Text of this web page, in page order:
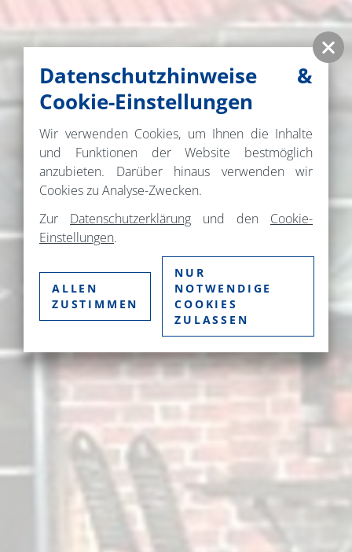
Datenschutzhinweise &
Cookie-Einstellungen
Wir verwenden Cookies, um Ihnen die Inhalte
und Funktionen der Website bestmöglich
anzubieten. Darüber hinaus verwenden wir
Cookies zu Analyse-Zwecken.
Zur Datenschutzerklärung und den Cookie-
Einstellungen.
ALLEN
ZUSTIMMEN
NUR
NOTWENDIGE
COOKIES
ZULASSEN